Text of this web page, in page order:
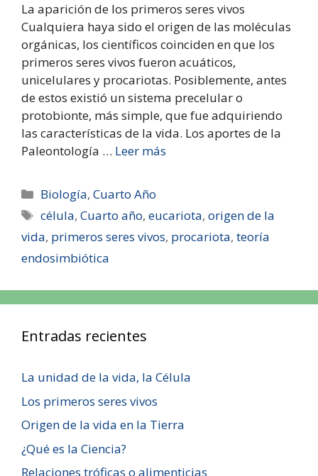
La aparición de los primeros seres vivos
Cualquiera haya sido el origen de las moléculas
orgánicas, los científicos coinciden en que los
primeros seres vivos fueron acuáticos,
unicelulares y procariotas. Posiblemente, antes
de estos existió un sistema precelular o
protobionte, más simple, que fue adquiriendo
las características de la vida. Los aportes de la
Paleontología … Leer más
Biología,Cuarto Año
célula,Cuarto año,eucariota,origen de la
vida, primeros seres vivos, procariota, teoría
endosimbiótica
Entradas recientes
La unidad de la vida, la Célula
Los primeros seres vivos
Origen de la vida en la Tierra
¿Qué es la Ciencia?
Relaciones tróficas o alimenticias